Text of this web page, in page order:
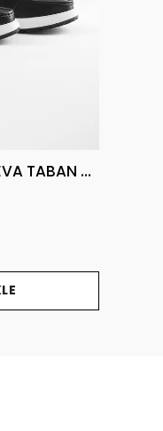
ROJWA HAKİKİ DERİ EVA TABAN GÜNLÜK ERKEK SNEAKER AYAKKABI